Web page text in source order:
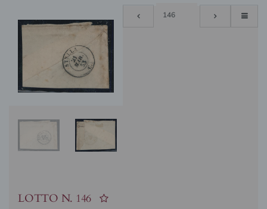
LOTTO N. 146